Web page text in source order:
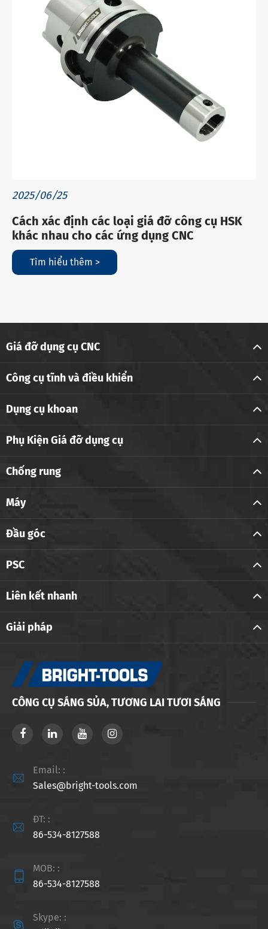
2025/06/25
Cách xác định các loại giá đỡ công cụ HSK
khác nhau cho các ứng dụng CNC
Tìm hiểu thêm >
Giá đỡ dụng cụ CNC
Công cụ tĩnh và điều khiển
Dụng cụ khoan
Phụ Kiện Giá đỡ dụng cụ
Chống rung
Máy
Đầu góc
PSC
Liên kết nhanh
Giải pháp
CÔNG CỤ SÁNG SỦA, TƯƠNG LAI TƯƠI SÁNG

Email: :
Sales@bright-tools.com

ĐT: :
86-534-8127588

MOB: :
86-534-8127588

Skype: :